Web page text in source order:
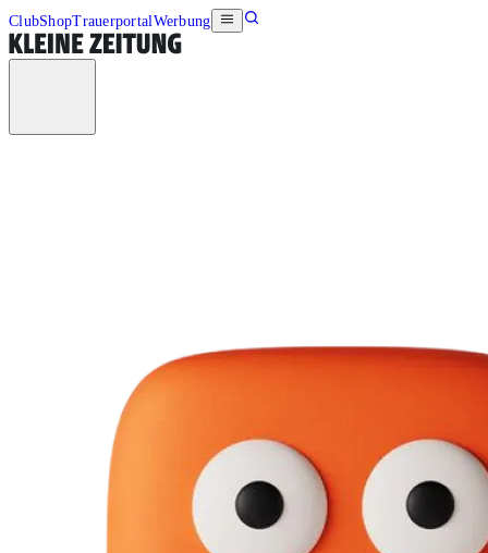
ClubShopTrauerportalWerbung